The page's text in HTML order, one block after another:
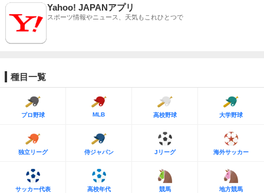
Yahoo! JAPANアプリ
スポーツ情報やニュース、天気もこれひとつで
種目一覧
プロ野球 MLB 高校野球 大学野球
独立リーグ 侍ジャパン Jリーグ 海外サッカー
サッカー代表 高校年代 競馬 地方競馬